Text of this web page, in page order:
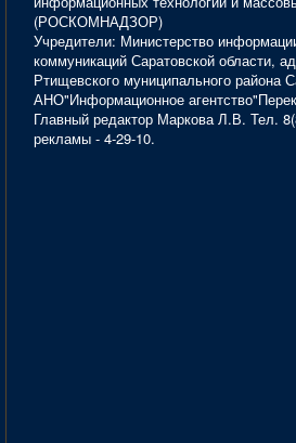
(РОСКОМНАДЗОР)
Учредители: Министерство
коммуникаций Саратовской области,
Ртищевского муниципального района
АНО"Информационное
Главный редактор Маркова Л.В. Тел.
рекламы - 4-29-10.